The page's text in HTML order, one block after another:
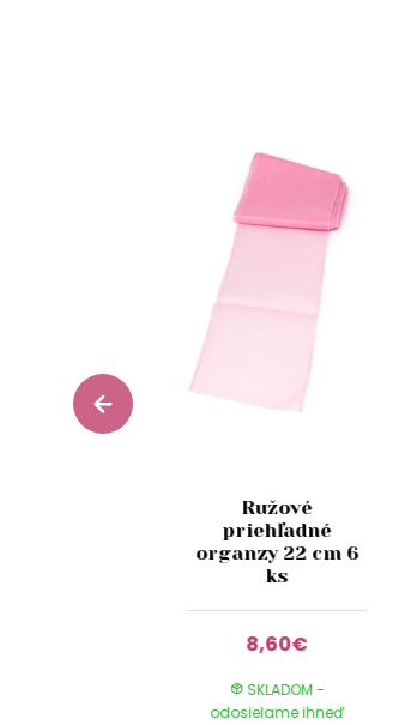
Ružové
priehľadné
organzy 22 cm 6
ks
8,60€
SKLADOM -
odosielame ihneď